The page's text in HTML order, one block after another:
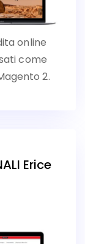
online
come
2.
Erice